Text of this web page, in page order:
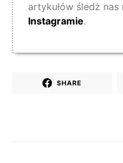
artykułów śledż nas
Instagramie.
SHARE